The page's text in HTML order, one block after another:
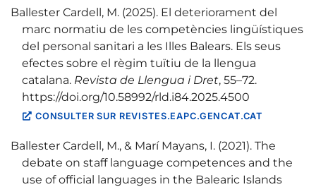
Ballester Cardell, M. (2025). El deteriorament del
marc normatiu de les competències lingüístiques
del personal sanitari a les Illes Balears. Els seus
efectes sobre el règim tuïtiu de la llengua
catalana. Revista de Llengua i Dret, 55–72.
https://doi.org/10.58992/rld.i84.2025.4500
CONSULTER SUR REVISTES.EAPC.GENCAT.CAT
Ballester Cardell, M., & Marí Mayans, I. (2021). The
debate on staff language competences and the
use of official languages in the Balearic Islands